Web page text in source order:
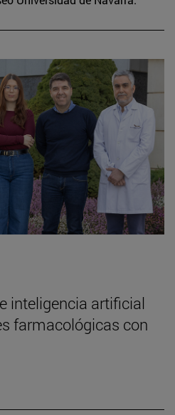
inteligencia artificial
farmacológicas con